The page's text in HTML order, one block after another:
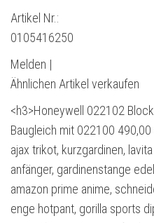
Artikel Nr.:
0105416250
Melden |
Ähnlichen Artikel verkaufen
<h3>Honeywell 022102
Baugleich mit 022100 490,00
ajax trikot, kurzgardinen,
anfänger, gardinenstange
amazon prime anime,
enge hotpant, gorilla sports